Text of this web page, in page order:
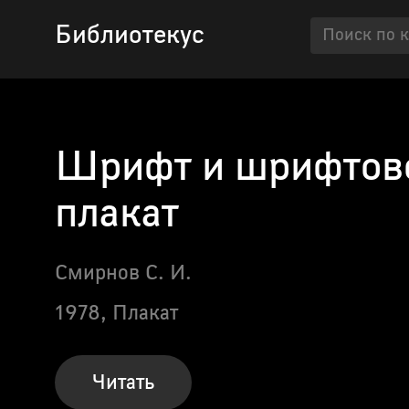
Библиотекус
Шрифт и
плакат
Смирнов С. И.
1978, Плакат
Читать